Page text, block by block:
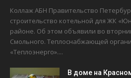
Коллаж АБН Правительство
строительство котельной для ЖК
районе. Об этом объявили во
Смольного. Теплоснабжающей
«Теплоэнерго»....
В доме на